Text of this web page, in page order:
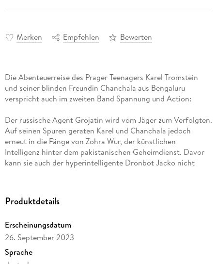
Merken Empfehlen Bewerten
Die Abenteuerreise des Prager Teenagers Karel Tromstein
und seiner blinden Freundin Chanchala aus Bengaluru
verspricht auch im zweiten Band Spannung und Action:
Der russische Agent Grojatin wird vom Jäger zum Verfolgten.
Auf seinen Spuren geraten Karel und Chanchala jedoch
erneut in die Fänge von Zohra Wur, der künstlichen
Intelligenz hinter dem pakistanischen Geheimdienst. Davor
kann sie auch der hyperintelligente Dronbot Jacko nicht
das mysteriöse Geheimdienstprojekt Kaschmir:
Neurointeraktions-Chips implantiert werden?
Und wozu wird ein mörderisches Virus entwickelt?
Als ihnen der grausame Plan dahinter klar wird, versuchen sie
Produktdetails
Erscheinungsdatum
26. September 2023
Sprache